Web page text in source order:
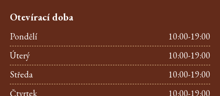
Otevírací doba
Pondělí
10:00-19:00
Úterý
10:00-19:00
Středa
10:00-19:00
Čtvrtek
10:00-19:00